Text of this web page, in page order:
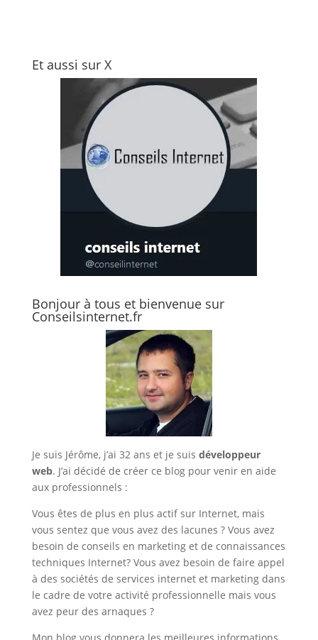
Et aussi sur X
Bonjour à tous et bienvenue sur
Conseilsinternet.fr
Je suis Jérôme, j’ai 32 ans et je suis développeur
web. J’ai décidé de créer ce blog pour venir en aide
aux professionnels :
Vous êtes de plus en plus actif sur Internet, mais
vous sentez que vous avez des lacunes ? Vous avez
besoin de conseils en marketing et de connaissances
techniques Internet? Vous avez besoin de faire appel
à des sociétés de services internet et marketing dans
le cadre de votre activité professionnelle mais vous
avez peur des arnaques ?